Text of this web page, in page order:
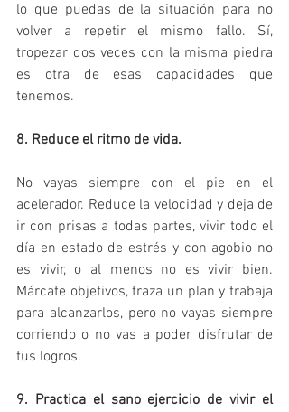
lo que puedas de la situación para no
volver a repetir el mismo fallo. Sí,
tropezar dos veces con la misma piedra
es otra de esas capacidades que
tenemos.
8. Reduce el ritmo de vida.
No vayas siempre con el pie en el
acelerador. Reduce la velocidad y deja de
ir con prisas a todas partes, vivir todo el
día en estado de estrés y con agobio no
es vivir, o al menos no es vivir bien.
Márcate objetivos, traza un plan y trabaja
para alcanzarlos, pero no vayas siempre
corriendo o no vas a poder disfrutar de
tus logros.
9. Practica el sano ejercicio de vivir el